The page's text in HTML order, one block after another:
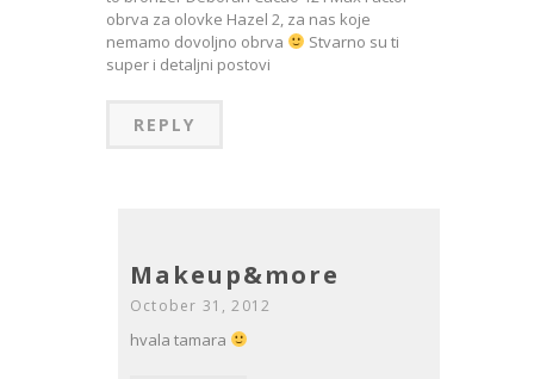
obrva za olovke Hazel 2, za nas koje
nemamo dovoljno obrva
Stvarno su ti
super i detaljni postovi
REPLY
Makeup&more
October 31, 2012
hvala tamara